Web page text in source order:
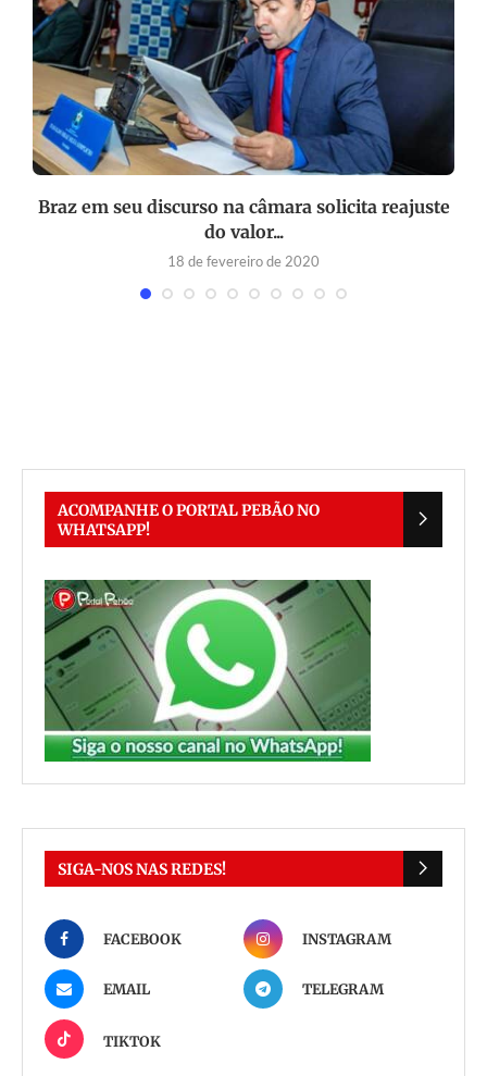
Braz em seu discurso na câmara solicita reajuste
do valor...
18 de fevereiro de 2020
ACOMPANHE O PORTAL PEBÃO NO
WHATSAPP!
SIGA-NOS NAS REDES!
FACEBOOK INSTAGRAM
EMAIL TELEGRAM
TIKTOK